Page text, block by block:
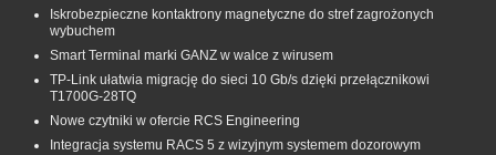
Iskrobezpieczne kontaktrony magnetyczne do stref zagrożonych
wybuchem
Smart Terminal marki GANZ w walce z wirusem
TP-Link ułatwia migrację do sieci 10 Gb/s dzięki przełącznikowi
T1700G‑28TQ
Nowe czytniki w ofercie RCS Engineering
Integracja systemu RACS 5 z wizyjnym systemem dozorowym